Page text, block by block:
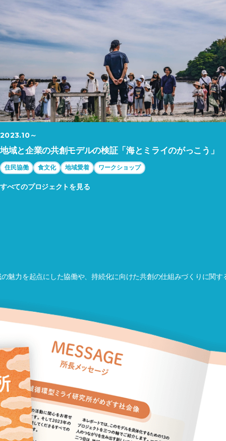
2023.10～
地域と企業の共創モデルの検証「海とミライのがっこう」
住民協働 食文化 地域愛着 ワークショップ
すべてのプロジェクトを見る
魅力を起点にした協働や、持続化に向けた共創の仕組みづくりに関